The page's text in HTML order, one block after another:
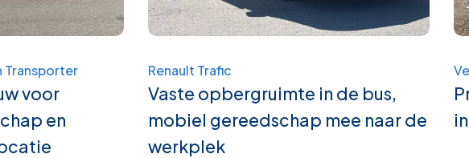
Transporter
voor
en
Renault Trafic
Vaste opbergruimte in de bus,
mobiel gereedschap mee naar de
werkplek